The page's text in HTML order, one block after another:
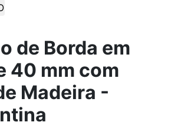
de Borda em
40 mm com
Madeira -